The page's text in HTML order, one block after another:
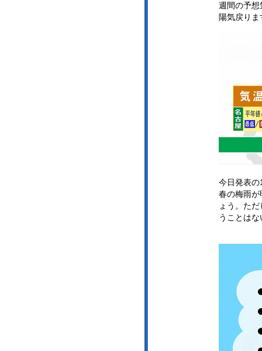
週間の予
陽気戻りま
今日発表の
春の梅雨が
ょう。た
うことは